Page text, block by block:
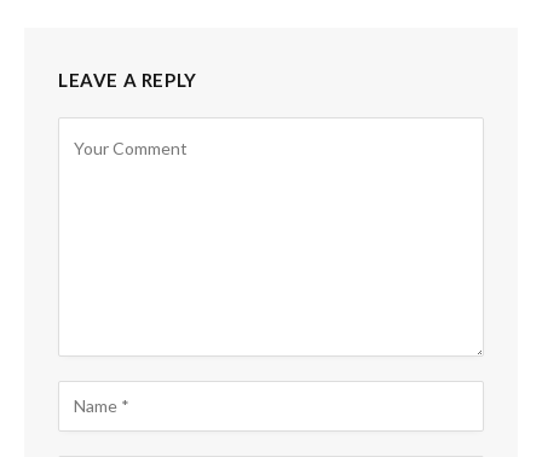
LEAVE A REPLY